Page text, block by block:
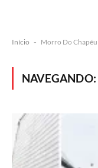
Início - Morro Do Chapéu
NAVEGANDO: